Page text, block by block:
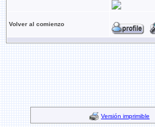
Volver al comienzo
Versión imprimible